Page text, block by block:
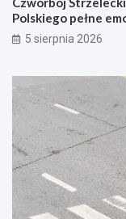
Polskiego pełne
5 sierpnia 2026